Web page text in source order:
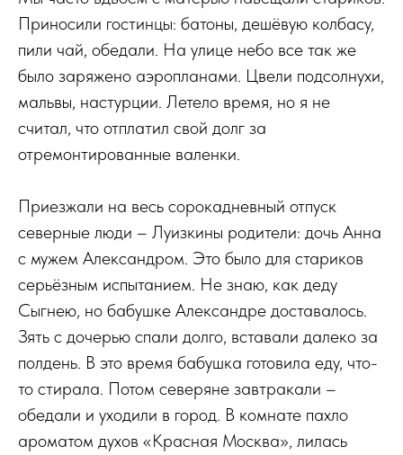
Приносили гостинцы: батоны, дешёвую колбасу,
пили чай, обедали. На улице небо все так же
было заряжено аэропланами. Цвели подсолнухи,
мальвы, настурции. Летело время, но я не
считал, что отплатил свой долг за
отремонтированные валенки.
Приезжали на весь сорокадневный отпуск
северные люди – Луизкины родители: дочь Анна
с мужем Александром. Это было для стариков
серьёзным испытанием. Не знаю, как деду
Сыгнею, но бабушке Александре доставалось.
Зять с дочерью спали долго, вставали далеко за
полдень. В это время бабушка готовила еду, что-
то стирала. Потом северяне завтракали –
обедали и уходили в город. В комнате пахло
ароматом духов «Красная Москва», лилась